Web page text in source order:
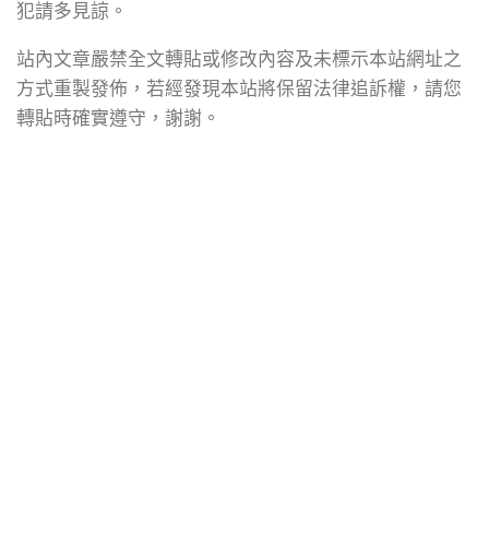
犯請多見諒。
站內文章嚴禁全文轉貼或修改內容及未標示本站網址之
方式重製發佈，若經發現本站將保留法律追訴權，請您
轉貼時確實遵守，謝謝。